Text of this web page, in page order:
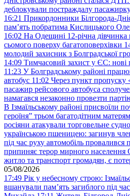
деблокували постраждалу пасажирку
16:21 Прикордонники Білгорода-
пам’ять побратима Кислицького
16:02 На Одещині 12-річна дівчинка
сьомого поверху багатоповерхівки
молодий захисник з Болградської
14:09 Тимчасовий захист у ЄС: нові
11:23 У Болградському районі
автобус 11:02 Через пункт
пасажир рейсового автобуса
намагався незаконно провезти
В Ізмаїльському районі присвоїли
героїня” трьом багатодітним матерям
росіяни атакували торговельне
українською пшеницею: загинув
під час руху автомобіль провалився
припиняє терор мирного
житло та транспорт громадян, є
05/08/2026
17:49 Рік у небесному строю:
вшанували пам’ять загиблого під